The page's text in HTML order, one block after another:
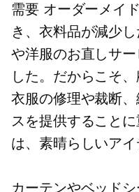
需要 オーダーメイド
き、衣料品が減少
や洋服のお直しサ
した。だからこそ
衣服の修理や裁断
スを提供すること
は、素晴らしいアイ
カーテンやベッド